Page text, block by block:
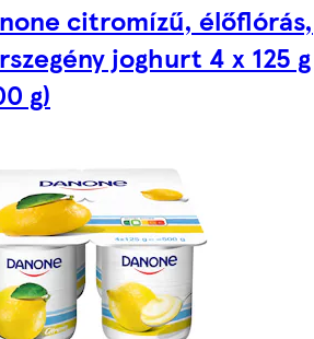
citromízű, élőflórás,
joghurt 4 x 125 g
g)